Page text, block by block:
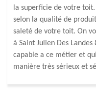
la superficie de votre
selon la qualité de
saleté de votre toit. On
à Saint Julien Des
capable a ce métier et
manière très sérieux et